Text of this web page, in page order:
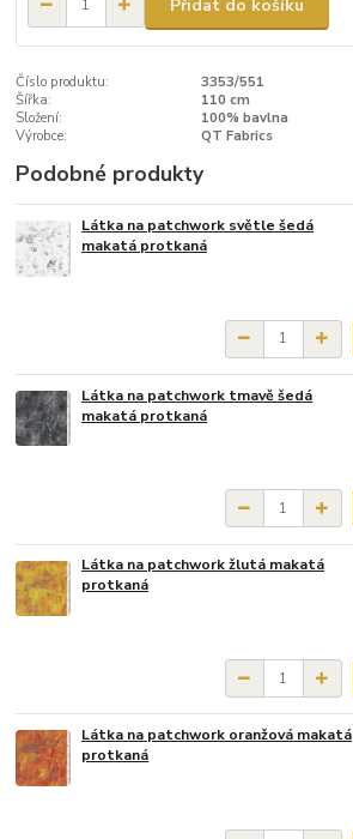
Přidat do košíku
Číslo produktu:
3353/551
Šířka:
110 cm
Složení:
100% bavlna
Výrobce:
QT Fabrics
Podobné produkty
Látka na patchwork světle šedá
makatá protkaná
Látka na patchwork tmavě šedá
makatá protkaná
Látka na patchwork žlutá makatá
protkaná
Látka na patchwork oranžová makatá
protkaná